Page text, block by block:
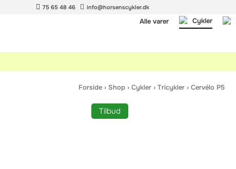
75 65 48 46 info@horsenscykler.dk
Alle varer Cykler
Forside› Shop› Cykler› Tricykler› Cervélo P5
Tilbud